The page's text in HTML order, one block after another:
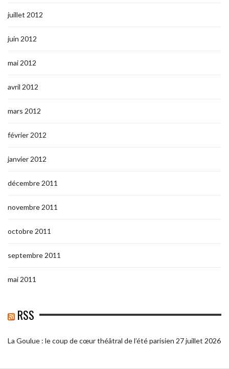
juillet 2012
juin 2012
mai 2012
avril 2012
mars 2012
février 2012
janvier 2012
décembre 2011
novembre 2011
octobre 2011
septembre 2011
mai 2011
RSS
La Goulue : le coup de cœur théâtral de l’été parisien 27 juillet 2026